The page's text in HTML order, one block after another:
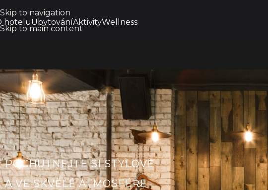
Skip to navigation
Skip to main content
hoteluUbytováníAktivityWellness
POCHUTNEJTE SI STYLOVĚ
A VE SKVĚLÉ ATMOSFÉŘE